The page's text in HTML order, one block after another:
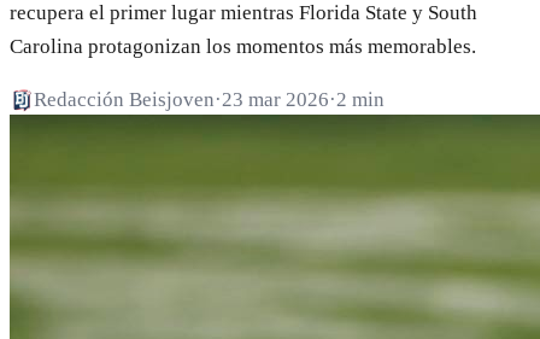
recupera el primer lugar mientras Florida State y South
Carolina protagonizan los momentos más memorables.
Redacción Beisjoven·23 mar 2026·2 min